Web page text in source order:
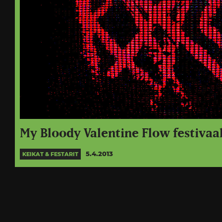
My Bloody Valentine Flow
KEIKAT & FESTARIT 5.4.2013